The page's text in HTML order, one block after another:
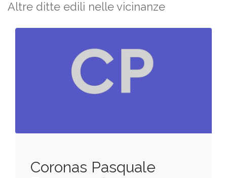
Altre ditte edili nelle vicinanze
Coronas Pasquale